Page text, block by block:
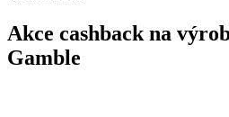
Akce cashback na
Gamble